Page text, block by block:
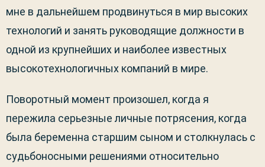
мне в дальнейшем продвинуться в мир высоких
технологий и занять руководящие должности в
одной из крупнейших и наиболее известных
высокотехнологичных компаний в мире.
Поворотный момент произошел, когда я
пережила серьезные личные потрясения, когда
была беременна старшим сыном и столкнулась с
судьбоносными решениями относительно